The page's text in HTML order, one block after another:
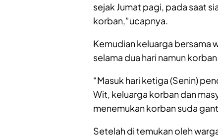
sejak Jumat pagi, pada saat
korban,”ucapnya.
Kemudian keluarga bersama
selama dua hari namun
“Masuk hari ketiga (Senin)
Wit, keluarga korban dan
menemukan korban suda
Setelah di temukan oleh